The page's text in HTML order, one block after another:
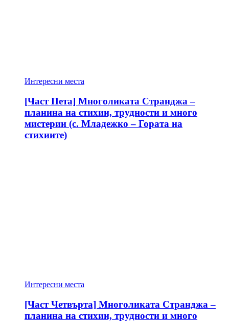
Интересни места
[Част Пета] Многоликата Странджа –
планина на стихии, трудности и много
мистерии (с. Младежко – Гората на
стихиите)
Интересни места
[Част Четвърта] Многоликата Странджа –
планина на стихии, трудности и много